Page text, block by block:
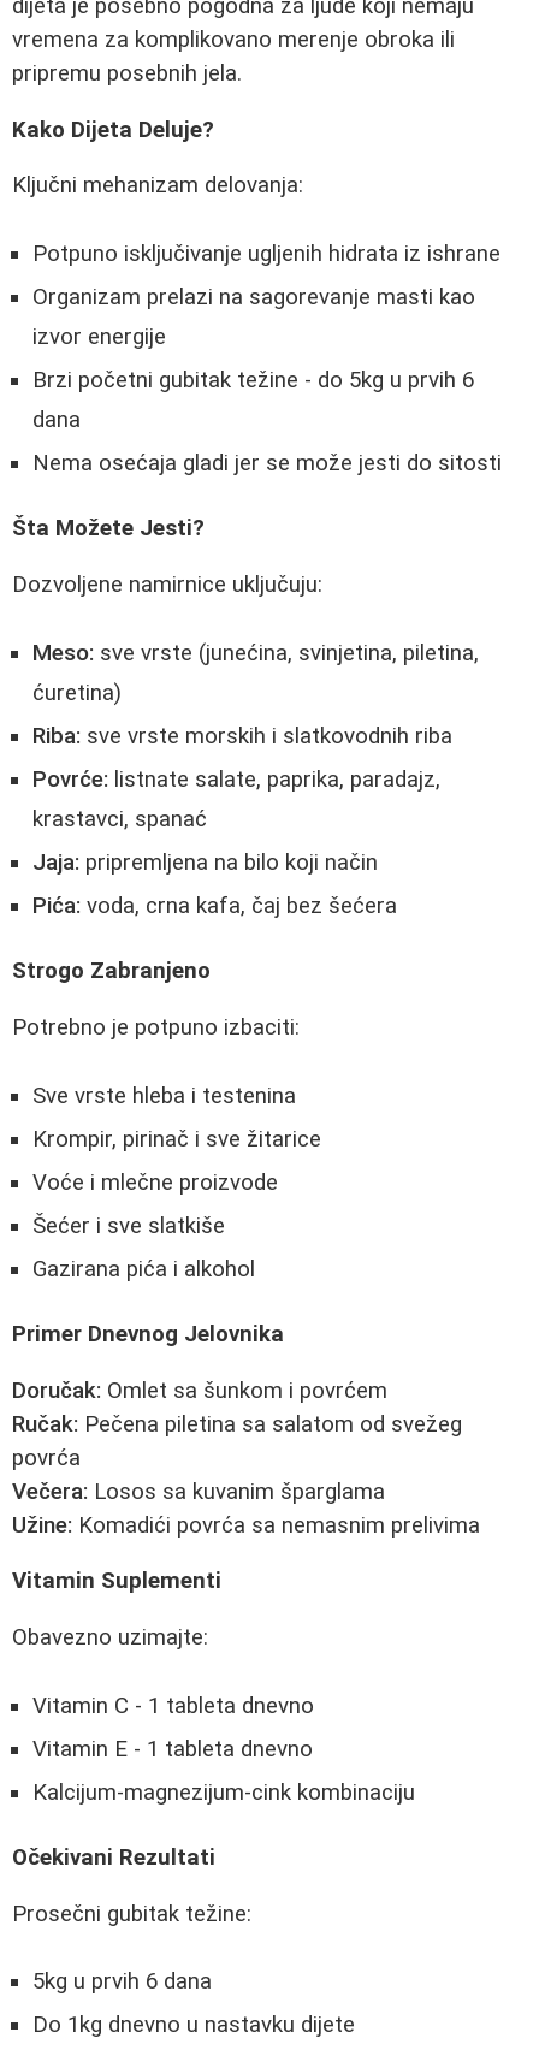
dijeta je posebno pogodna za ljude koji nemaju
vremena za komplikovano merenje obroka ili
pripremu posebnih jela.
Kako Dijeta Deluje?
Ključni mehanizam delovanja:
Potpuno isključivanje ugljenih hidrata iz ishrane
Organizam prelazi na sagorevanje masti kao
izvor energije
Brzi početni gubitak težine - do 5kg u prvih 6
dana
Nema osećaja gladi jer se može jesti do sitosti
Šta Možete Jesti?
Dozvoljene namirnice uključuju:
Meso: sve vrste (junećina, svinjetina, piletina,
ćuretina)
Riba: sve vrste morskih i slatkovodnih riba
Povrće: listnate salate, paprika, paradajz,
krastavci, spanać
Jaja: pripremljena na bilo koji način
Pića: voda, crna kafa, čaj bez šećera
Strogo Zabranjeno
Potrebno je potpuno izbaciti:
Sve vrste hleba i testenina
Krompir, pirinač i sve žitarice
Voće i mlečne proizvode
Šećer i sve slatkiše
Gazirana pića i alkohol
Primer Dnevnog Jelovnika
Doručak: Omlet sa šunkom i povrćem
Ručak: Pečena piletina sa salatom od svežeg
povrća
Večera: Losos sa kuvanim šparglama
Užine: Komadići povrća sa nemasnim prelivima
Vitamin Suplementi
Obavezno uzimajte:
Vitamin C - 1 tableta dnevno
Vitamin E - 1 tableta dnevno
Kalcijum-magnezijum-cink kombinaciju
Očekivani Rezultati
Prosečni gubitak težine:
5kg u prvih 6 dana
Do 1kg dnevno u nastavku dijete